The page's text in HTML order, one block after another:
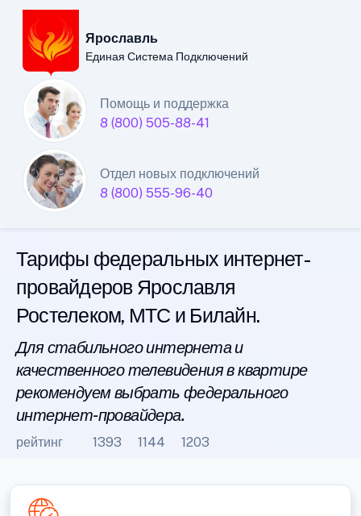
Ярославль
Единая Система Подключений
Помощь и поддержка
8 (800) 505-88-41
Отдел новых подключений
8 (800) 555-96-40
Ярославский филиал
Единой Системы
Подключений
интернета
Тарифы федеральных интернет-
провайдеров Ярославля
Ростелеком, МТС и Билайн.
Для стабильного интернета и
качественного телевидения в квартире
рекомендуем выбрать федерального
интернет-провайдера.
рейтинг 1393 1144 1203